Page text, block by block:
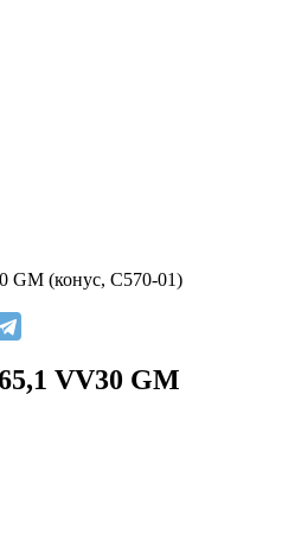
GM (конус, C570-01)
VV30 GM